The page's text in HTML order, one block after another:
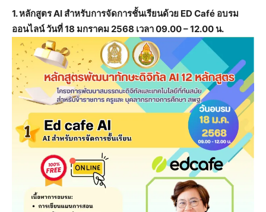
1. หลักสูตร AI สำหรับการจัดการชั้นเรียนด้วย ED Café อบรม
ออนไลน์ วันที่ 18 มกราคม 2568 เวลา 09.00 – 12.00 น.